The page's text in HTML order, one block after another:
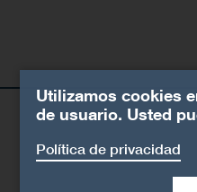
Utilizamos cookies
de usuario. Usted
Política de privacidad